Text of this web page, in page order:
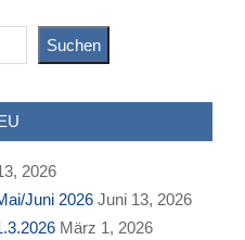
Suchen
2026
Juni 2026 Juni 13, 2026
März 1, 2026